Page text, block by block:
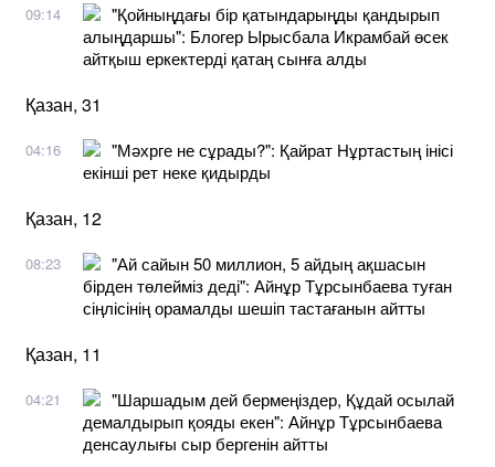
09:14
"Қойныңдағы бір қатындарыңды қандырып
алыңдаршы": Блогер Ырысбала Икрамбай өсек
айтқыш еркектерді қатаң сынға алды
Қазан, 31
04:16
"Мәхрге не сұрады?": Қайрат Нұртастың інісі
екінші рет неке қидырды
Қазан, 12
08:23
"Ай сайын 50 миллион, 5 айдың ақшасын
бірден төлейміз деді": Айнұр Тұрсынбаева туған
сіңлісінің орамалды шешіп тастағанын айтты
Қазан, 11
04:21
"Шаршадым дей бермеңіздер, Құдай осылай
демалдырып қояды екен": Айнұр Тұрсынбаева
денсаулығы сыр бергенін айтты